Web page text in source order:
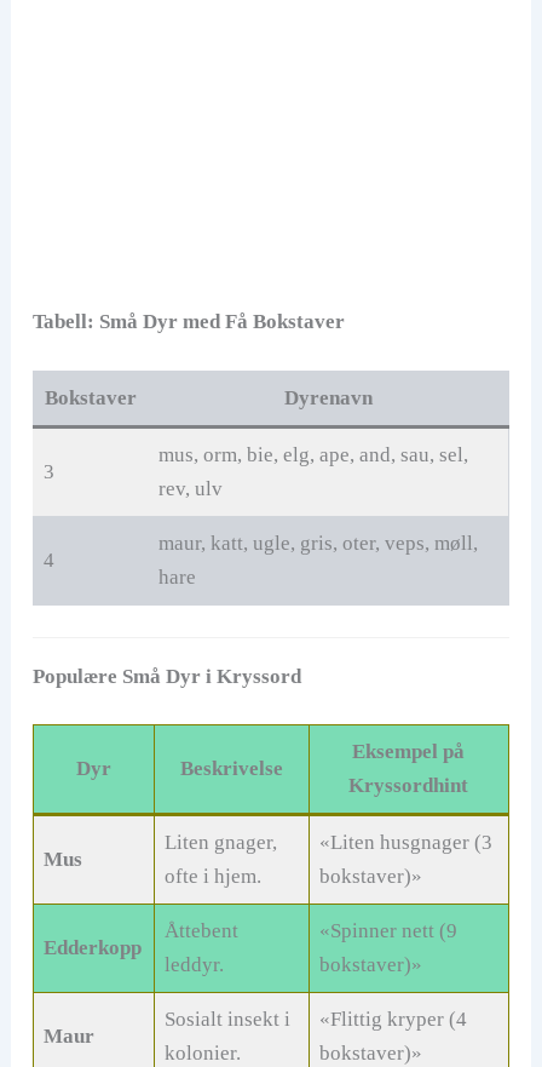
Tabell: Små Dyr med Få Bokstaver
Bokstaver Dyrenavn
3
mus, orm, bie, elg, ape, and, sau, sel,
rev, ulv
4
maur, katt, ugle, gris, oter, veps, møll,
hare
Populære Små Dyr i Kryssord
Dyr Beskrivelse
Eksempel på
Kryssordhint
Mus
Liten gnager,
ofte i hjem.
«Liten husgnager (3
bokstaver)»
Edderkopp
Åttebent
leddyr.
«Spinner nett (9
bokstaver)»
Maur
Sosialt insekt i
kolonier.
«Flittig kryper (4
bokstaver)»